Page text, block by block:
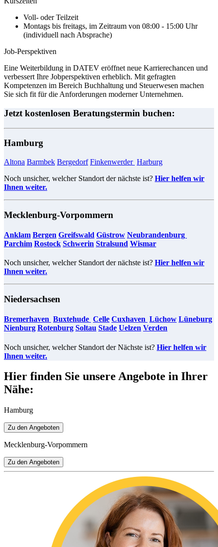
Voll- oder Teilzeit
Montags bis freitags, im Zeitraum von 08:00 - 15:00 Uhr
(individuell nach Absprache)
Job-Perspektiven
Eine Weiterbildung in DATEV eröffnet neue Karrierechancen und
verbessert Ihre Jobperspektiven erheblich. Mit gefragten
Kompetenzen im Bereich Buchhaltung und Steuerwesen machen
Sie sich fit für die Anforderungen moderner Unternehmen.
Jetzt kostenlosen Beratungstermin buchen:
Hamburg
Altona Barmbek Bergedorf Finkenwerder Harburg
Noch unsicher, welcher Standort der nächste ist? Hier helfen wir
Ihnen weiter.
Mecklenburg-Vorpommern
Anklam Bergen Greifswald Güstrow Neubrandenburg
Parchim Rostock Schwerin Stralsund Wismar
Noch unsicher, welcher Standort der nächste ist? Hier helfen wir
Ihnen weiter.
Niedersachsen
Bremerhaven Buxtehude Celle Cuxhaven Lüchow Lüneburg
Nienburg Rotenburg Soltau Stade Uelzen Verden
Noch unsicher, welcher Standort der Nächste ist? Hier helfen wir
Ihnen weiter.
Hier finden Sie unsere Angebote in Ihrer
Nähe:
Hamburg
Zu den Angeboten
Mecklenburg-Vorpommern
Zu den Angeboten